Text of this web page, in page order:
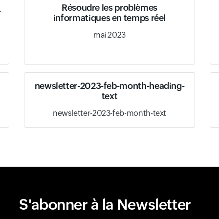
Résoudre les problèmes
informatiques en temps réel
mai 2023
newsletter-2023-feb-month-heading-
text
newsletter-2023-feb-month-text
S'abonner à la Newsletter